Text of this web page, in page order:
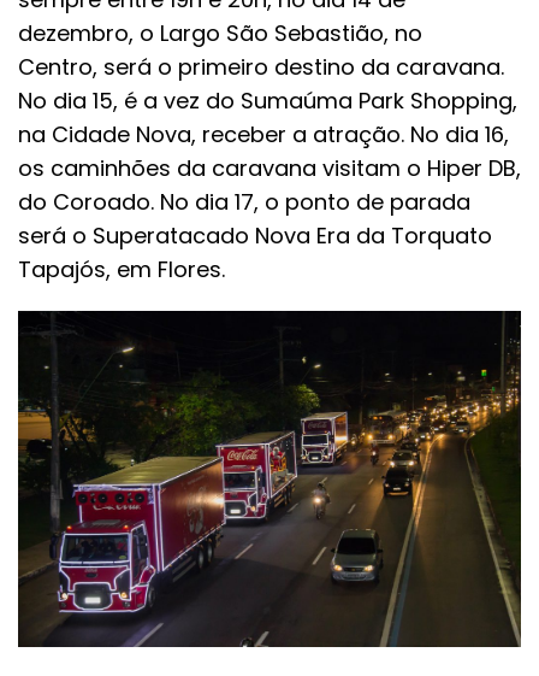
dezembro, o Largo São Sebastião, no
Centro, será o primeiro destino da caravana.
No dia 15, é a vez do Sumaúma Park Shopping,
na Cidade Nova, receber a atração. No dia 16,
os caminhões da caravana visitam o Hiper DB,
do Coroado. No dia 17, o ponto de parada
será o Superatacado Nova Era da Torquato
Tapajós, em Flores.